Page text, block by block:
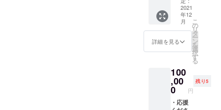
ご用意
いたし
ます。
※備考欄
に、お
記載く
ださ
い。
りさせ
ていた
だきま
す。 ・
大和の
未来を
ちから
の、お
礼メッ
セージ
を届け
2021
年12
月
詳細を見る
こ
の
リ
タ
ー
ン
を
選
択
す
る
100
,00
0 円
残り5
・応援